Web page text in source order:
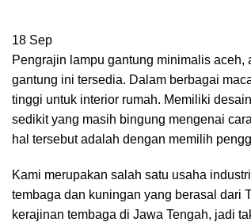
18 Sep
Pengrajin lampu gantung minimalis
gantung ini tersedia. Dalam berbagai
tinggi untuk interior rumah. Memiliki
sedikit yang masih bingung mengenai
hal tersebut adalah dengan memilih
Kami merupakan salah satu usaha
tembaga dan kuningan yang berasal dari
kerajinan tembaga di Jawa Tengah, jadi